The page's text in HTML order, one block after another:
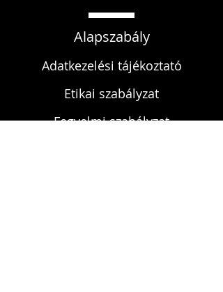
Alapszabály
Adatkezelési tájékoztató
Etikai szabályzat
Fegyelmi szabályzat